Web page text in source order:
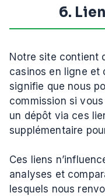
6.
Notre site contient
casinos en ligne et
signifie que nous
commission si
un dépôt via ces
supplémentaire
Ces liens
analyses et
lesquels nous